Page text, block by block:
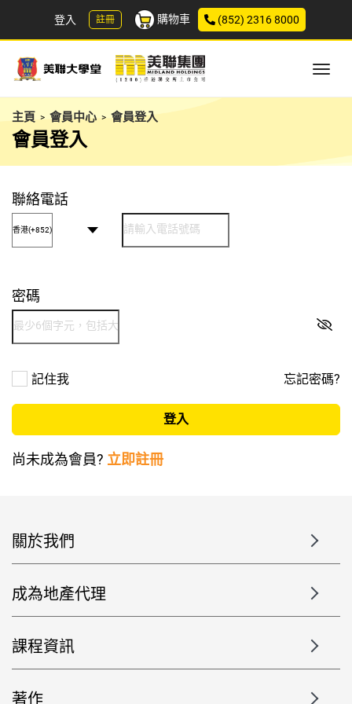
登入 註冊 購物車 (852) 2316 8000
主頁 > 會員中心 > 會員登入
會員登入
聯絡電話
密碼
記住我 忘記密碼?
尚未成為會員? 立即註冊
關於我們
成為地產代理
課程資訊
著作